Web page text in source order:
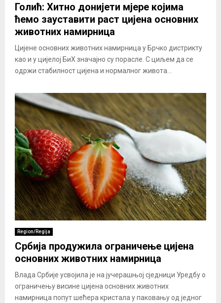
Голић: Хитно донијети мјере којима
ћемо зауставити раст цијена основних
животних намирница
Цијене основних животних намирница у Брчко дистрикту
као и у цијелој БиХ значајно су порасле. С циљем да се
одржи стабилност цијена и нормалног живота...
Region/Regija
Србија продужила ограничење цијена
основних животних намирница
Влада Србије усвојила је на јучерашњој сједници Уредбу о
ограничењу висине цијена основних животних
намирница попут шећера кристала у паковању од једног